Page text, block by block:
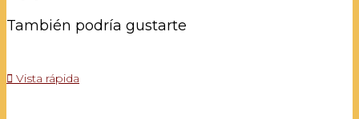
También podría gustarte
 Vista rápida